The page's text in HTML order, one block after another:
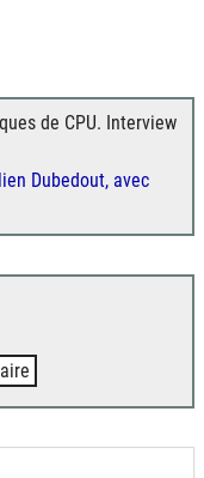
de CPU. Interview
Dubedout, avec